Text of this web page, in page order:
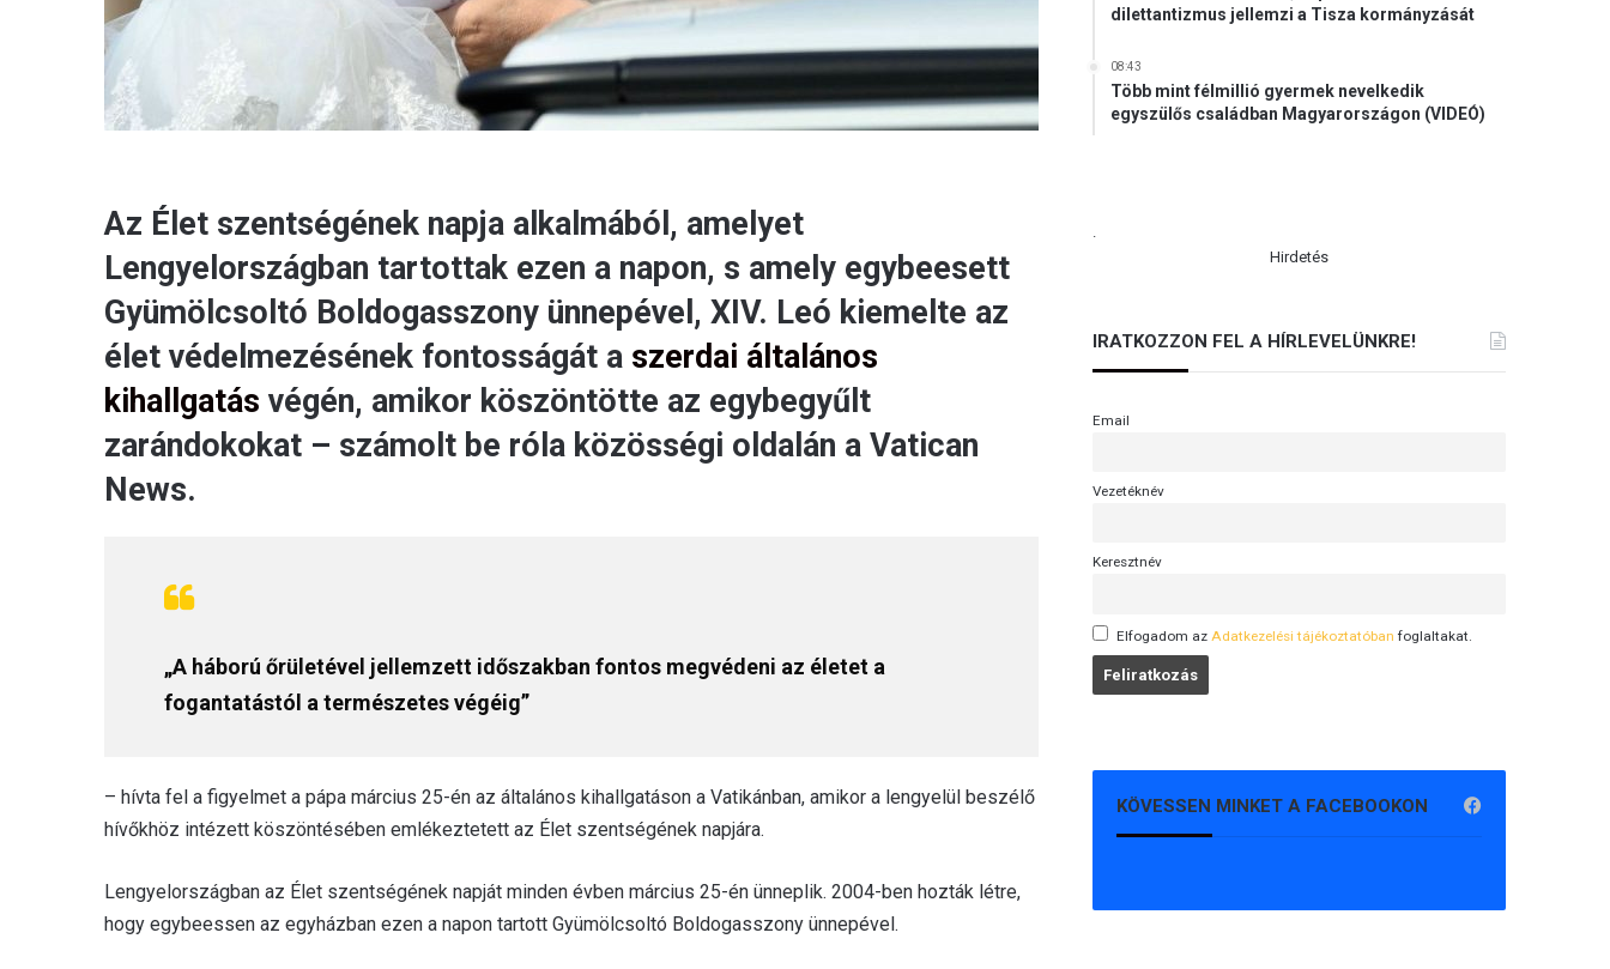
Az Élet szentségének napja alkalmából, amelyet
Lengyelországban tartottak ezen a napon, s amely egybeesett
Gyümölcsoltó Boldogasszony ünnepével, XIV. Leó kiemelte az
élet védelmezésének fontosságát a szerdai általános
kihallgatás végén, amikor köszöntötte az egybegyűlt
zarándokokat – számolt be róla közösségi oldalán a Vatican
News.
„A háború őrületével jellemzett időszakban fontos megvédeni az életet a
fogantatástól a természetes végéig”
– hívta fel a figyelmet a pápa március 25-én az általános kihallgatáson a Vatikánban, amikor a lengyelül beszélő
hívőkhöz intézett köszöntésében emlékeztetett az Élet szentségének napjára.
Lengyelországban az Élet szentségének napját minden évben március 25-én ünneplik. 2004-ben hozták létre,
hogy egybeessen az egyházban ezen a napon tartott Gyümölcsoltó Boldogasszony ünnepével.
dilettantizmus jellemzi a Tisza kormányzását
08:43
Több mint félmillió gyermek nevelkedik
egyszülős családban Magyarországon (VIDEÓ)
.
Hirdetés
IRATKOZZON FEL A HÍRLEVELÜNKRE!
Email
Vezetéknév
Keresztnév
Elfogadom az Adatkezelési tájékoztatóban foglaltakat.
KÖVESSEN MINKET A FACEBOOKON